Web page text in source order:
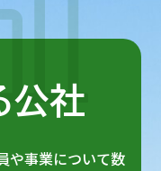
公社
や事業について数